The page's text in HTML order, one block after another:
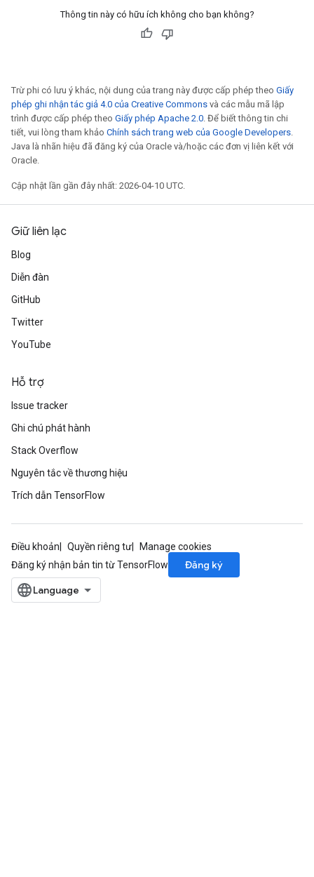
Thông tin này có hữu ích không cho bạn không?
Trừ phi có lưu ý khác, nội dung của trang này được cấp phép theo Giấy
phép ghi nhận tác giả 4.0 của Creative Commons và các mẫu mã lập
trình được cấp phép theo Giấy phép Apache 2.0. Để biết thông tin chi
tiết, vui lòng tham khảo Chính sách trang web của Google Developers.
Java là nhãn hiệu đã đăng ký của Oracle và/hoặc các đơn vị liên kết với
Oracle.
Cập nhật lần gần đây nhất: 2026-04-10 UTC.
Giữ liên lạc
Blog
Diễn đàn
GitHub
Twitter
YouTube
Hỗ trợ
Issue tracker
Ghi chú phát hành
Stack Overflow
Nguyên tắc về thương hiệu
Trích dẫn TensorFlow
Điều khoản Quyền riêng tư
Manage cookies
Đăng ký nhận bản tin từ TensorFlow
Đăng ký